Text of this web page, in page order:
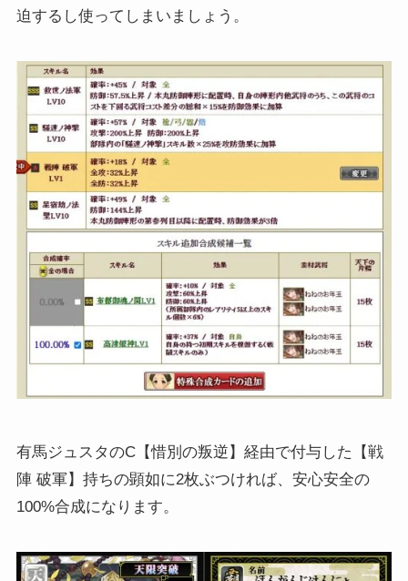
迫するし使ってしまいましょう。
有馬ジュスタのC【惜別の叛逆】経由で付与した【戦
陣 破軍】持ちの顕如に2枚ぶつければ、安心安全の
100%合成になります。